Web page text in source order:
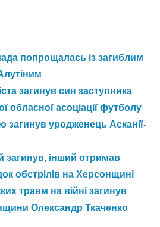
попрощалась із загиблим
загинув син заступника
обласної асоціації футболу
загинув уродженець Асканії-
загинув, інший отримав
обстрілів на Херсонщині
травм на війні загинув
Олександр Ткаченко